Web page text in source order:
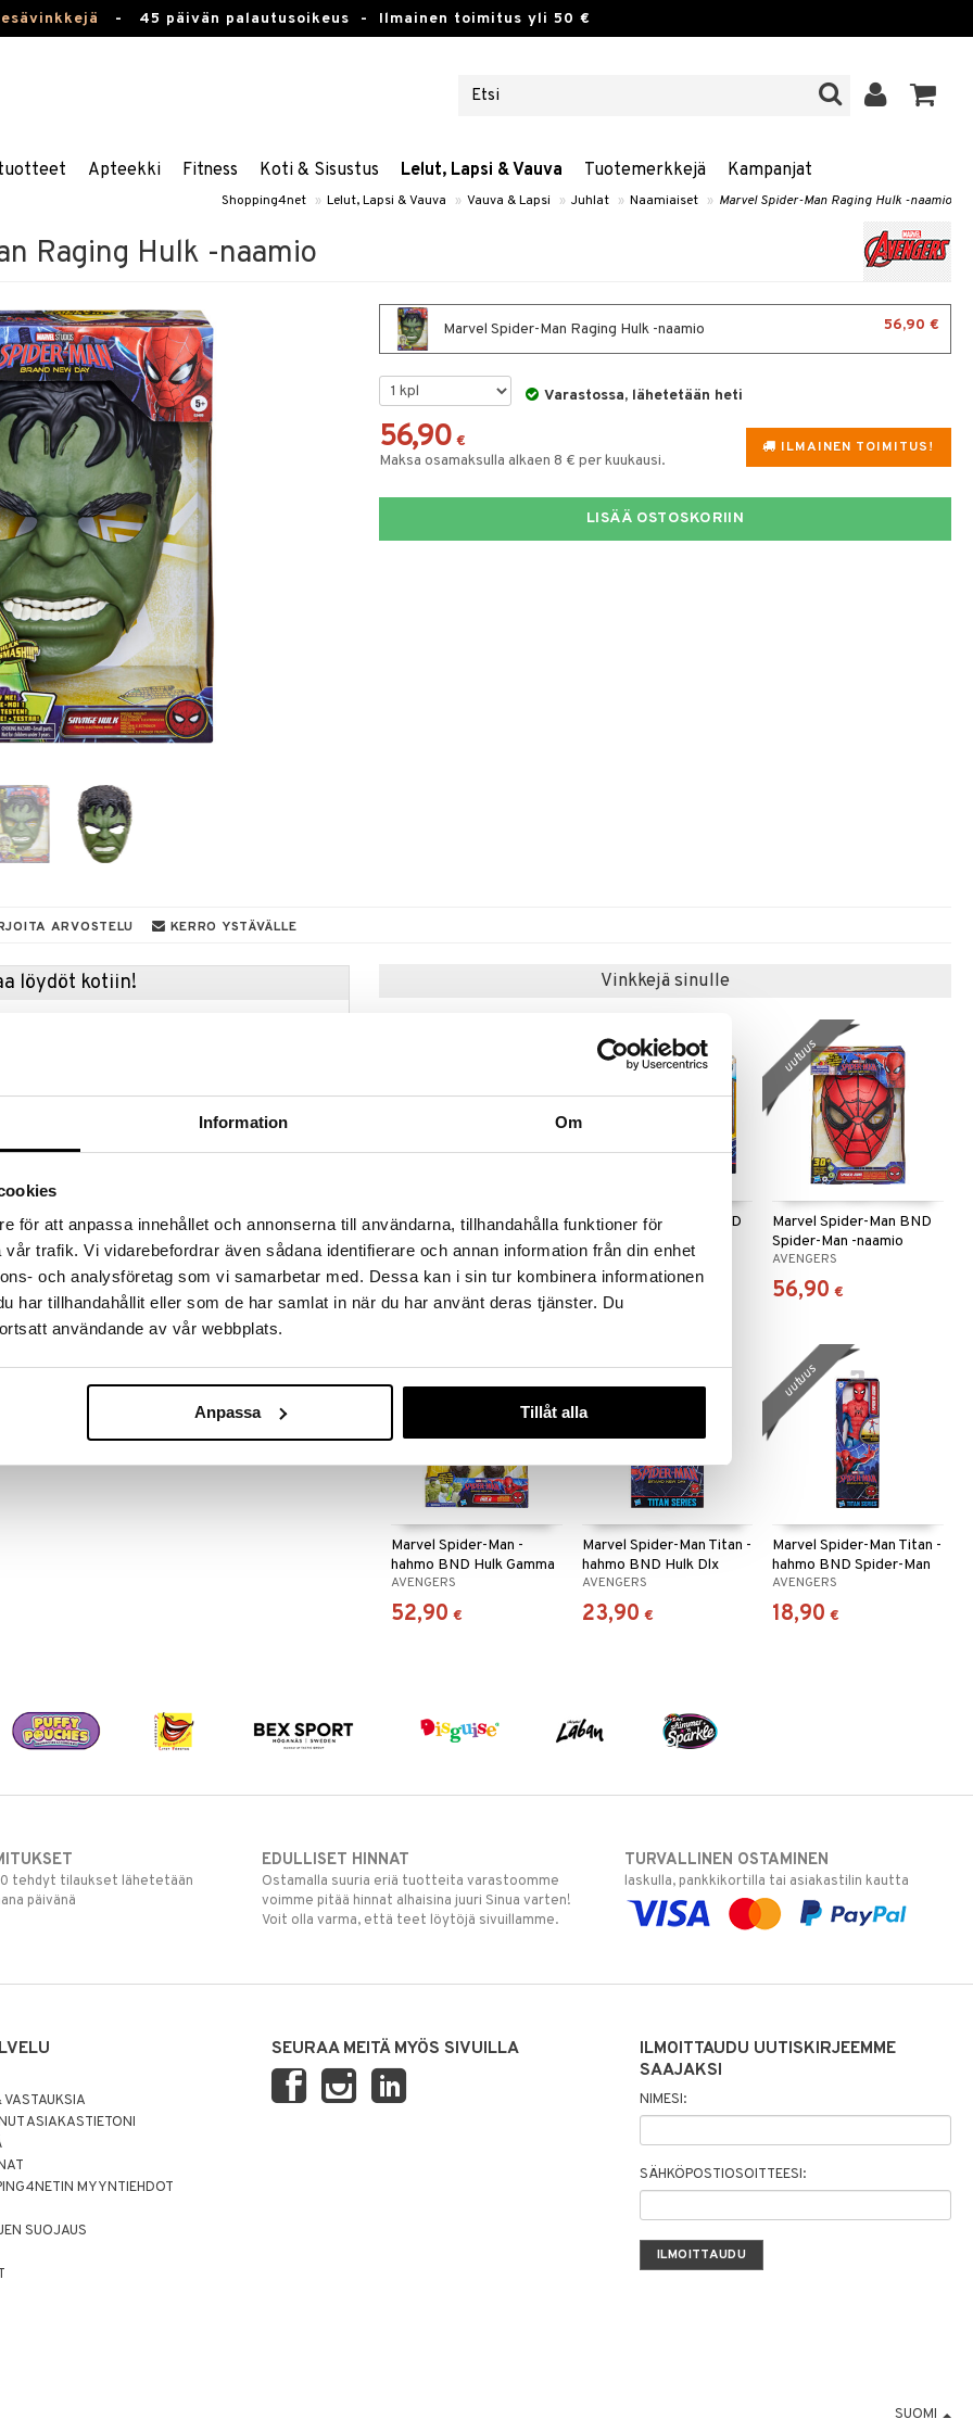
Information Om
för att anpassa innehållet och annonserna till användarna, tillhandahålla funktioner för
trafik. Vi vidarebefordrar även sådana identifierare och annan information från din enhet
och analysföretag som vi samarbetar med. Dessa kan i sin tur kombinera informationen
har tillhandahållit eller som de har samlat in när du har använt deras tjänster. Du
användande av vår webbplats.
Anpassa Tillåt alla
- 45 päivän palautusoikeus - Ilmainen toimitus yli 50 €
Apteekki Fitness Koti & Sisustus Lelut, Lapsi & Vauva Tuotemerkkejä Kampanjat
Shopping4net » Lelut, Lapsi & Vauva » Vauva & Lapsi » Juhlat » Naamiaiset » Marvel Spider-Man Raging Hulk -naamio
Raging Hulk -naamio
Marvel Spider-Man Raging Hulk -naamio 56,90 €
Varastossa, lähetetään heti
ILMAINEN TOIMITUS!
56,90 €
Maksa osamaksulla alkaen 8 € per kuukausi.
LISÄÄ OSTOSKORIIN
ARVOSTELU KERRO YSTÄVÄLLE
löydöt kotiin!
Savage Hulk Talk’n -naamion kanssa!
sisältää yli 10 äänitehostetta ja lausetta, mukaan
suu. Vieläkin siistimpää on, että se aktivoituu
naamiota, he voivat avata suunsa, mikä avaa
Universea, lapset rakastavat
ja omien voimakkaiden seikkailujensa
Vinkkejä sinulle
Marvel Spider-Man BND
Hulk Gamma Smash
Nyrkit
AVENGERS
42,90 €
Marvel Spider-Man BND
Spider-Man & Accy
AVENGERS
52,90
uutuus
Marvel Spider-Man BND
Spider-Man -naamio
AVENGERS
56,90 €
uutuus
Marvel Spider-Man -
hahmo BND Hulk Gamma
Rage
AVENGERS
52,90 €
uutuus
Marvel Spider-Man Titan -
hahmo BND Hulk Dlx
AVENGERS
23,90 €
uutuus
Marvel Spider-Man Titan -
hahmo BND Spider-Man
AVENGERS
18,90 €
uutuus
tehdyt tilaukset lähetetään
päivänä
EDULLISET HINNAT
Ostamalla suuria eriä tuotteita varastoomme
voimme pitää hinnat alhaisina juuri Sinua varten!
Voit olla varma, että teet löytöjä sivuillamme.
TURVALLINEN OSTAMINEN
laskulla, pankkikortilla tai asiakastilin kautta
ASIAKASTIETONI
MYYNTIEHDOT
SUOJAUS
SEURAA MEITÄ MYÖS SIVUILLA
ILMOITTAUDU UUTISKIRJEEMME
SAAJAKSI
NIMESI:
SÄHKÖPOSTIOSOITTEESI:
SUOMI